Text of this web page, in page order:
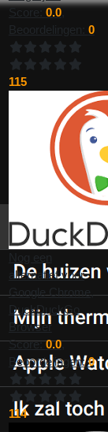
Score: 0.0,
Beoordelingen: 0
115
Nog een
alternatief voor
Google Chrome,
DuckDuckGo
Browser
Score:0.0,
Beoordelingen:0
114